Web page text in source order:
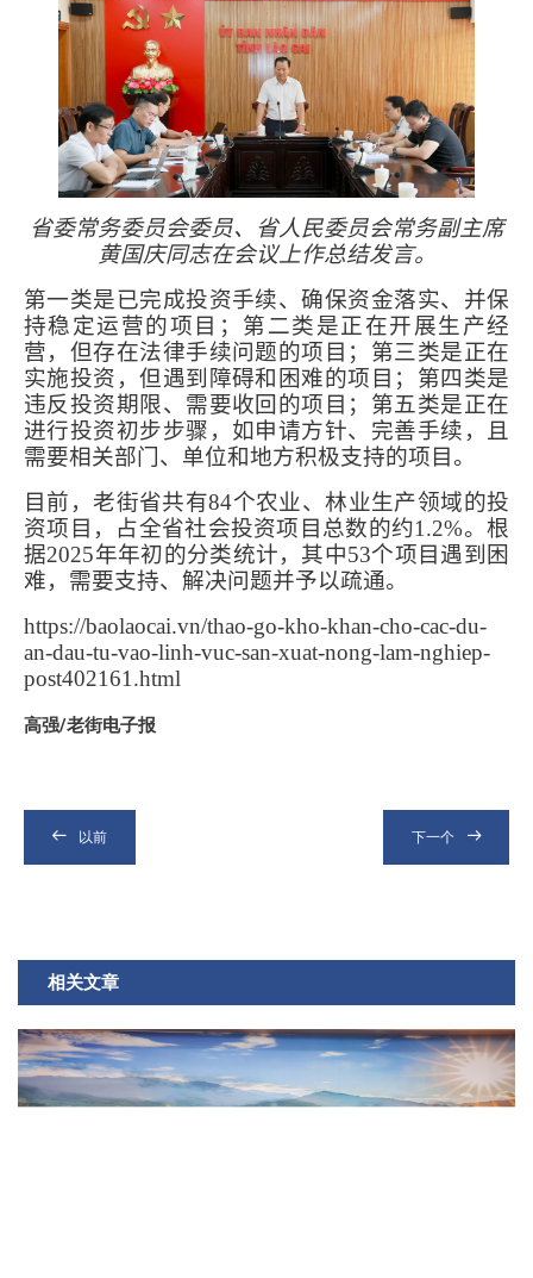
省委常务委员会委员、省人民委员会常务副主席
黄国庆同志在会议上作总结发言。
第一类是已完成投资手续、确保资金落实、并保
持稳定运营的项目；第二类是正在开展生产经
营，但存在法律手续问题的项目；第三类是正在
实施投资，但遇到障碍和困难的项目；第四类是
违反投资期限、需要收回的项目；第五类是正在
进行投资初步步骤，如申请方针、完善手续，且
需要相关部门、单位和地方积极支持的项目。
目前，老街省共有84个农业、林业生产领域的投
资项目，占全省社会投资项目总数的约1.2%。根
据2025年年初的分类统计，其中53个项目遇到困
难，需要支持、解决问题并予以疏通。
https://baolaocai.vn/thao-go-kho-khan-cho-cac-du-
an-dau-tu-vao-linh-vuc-san-xuat-nong-lam-nghiep-
post402161.html
高强/老街电子报
以前 下一个
相关文章